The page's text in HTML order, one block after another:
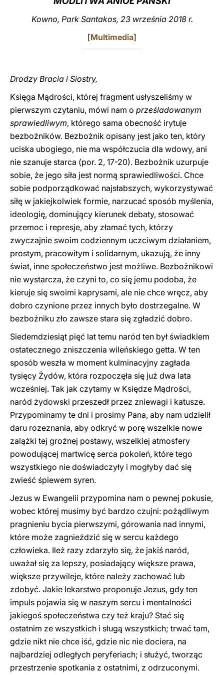
Kowno, Park Santakos, 23 września 2018 r.
[Multimedia]
Drodzy Bracia i Siostry,
Księga Mądrości, której fragment usłyszeliśmy w
pierwszym czytaniu, mówi nam o prześladowanym
sprawiedliwym, którego sama obecność irytuje
bezbożników. Bezbożnik opisany jest jako ten, który
uciska ubogiego, nie ma współczucia dla wdowy, ani
nie szanuje starca (por. 2, 17-20). Bezbożnik uzurpuje
sobie, że jego siła jest normą sprawiedliwości. Chce
sobie podporządkować najsłabszych, wykorzystywać
siłę w jakiejkolwiek formie, narzucać sposób myślenia,
ideologię, dominujący kierunek debaty, stosować
przemoc i represje, aby złamać tych, którzy
zwyczajnie swoim codziennym uczciwym działaniem,
prostym, pracowitym i solidarnym, ukazują, że inny
świat, inne społeczeństwo jest możliwe. Bezbożnikowi
nie wystarcza, że czyni to, co się jemu podoba, że
kieruje się swoimi kaprysami, ale nie chce wręcz, aby
dobro czynione przez innych było dostrzegalne. W
bezbożniku zło zawsze stara się zgładzić dobro.
Siedemdziesiąt pięć lat temu naród ten był świadkiem
ostatecznego zniszczenia wileńskiego getta. W ten
sposób weszła w moment kulminacyjny zagłada
tysięcy Żydów, która rozpoczęła się już dwa lata
wcześniej. Tak jak czytamy w Księdze Mądrości,
naród żydowski przeszedł przez zniewagi i katusze.
Przypominamy te dni i prosimy Pana, aby nam udzielił
daru rozeznania, aby odkryć w porę wszelkie nowe
zalążki tej groźnej postawy, wszelkiej atmosfery
powodującej martwicę serca pokoleń, które tego
wszystkiego nie doświadczyły i mogłyby dać się
zwieść śpiewem syren.
Jezus w Ewangelii przypomina nam o pewnej pokusie,
wobec której musimy być bardzo czujni: pożądliwym
pragnieniu bycia pierwszymi, górowania nad innymi,
które może zagnieździć się w sercu każdego
człowieka. Ileż razy zdarzyło się, że jakiś naród,
uważał się za lepszy, posiadający większe prawa,
większe przywileje, które należy zachować lub
zdobyć. Jakie lekarstwo proponuje Jezus, gdy ten
impuls pojawia się w naszym sercu i mentalności
jakiegoś społeczeństwa czy też kraju? Stać się
ostatnim ze wszystkich i sługą wszystkich; trwać tam,
gdzie nikt nie chce iść, gdzie nic nie dociera, na
najbardziej odległych peryferiach; i służyć, tworząc
przestrzenie spotkania z ostatnimi, z odrzuconymi.